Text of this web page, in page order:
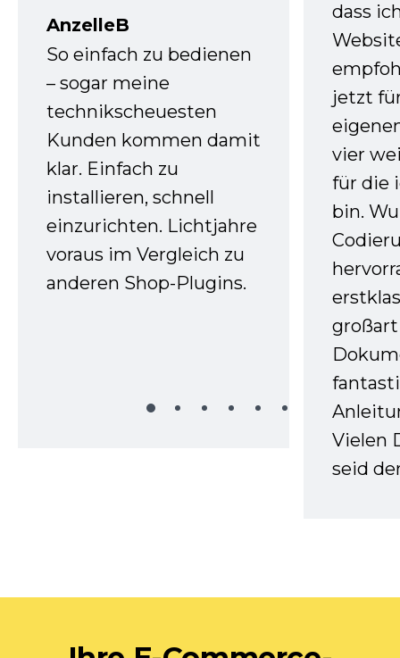
AnzelleB
So einfach zu bedienen
– sogar meine
technikscheuesten
Kunden kommen damit
klar. Einfach zu
installieren, schnell
einzurichten. Lichtjahre
voraus im Vergleich zu
anderen Shop-Plugins.
dass
jetzt
vier
für die
bin.
Vielen
seid